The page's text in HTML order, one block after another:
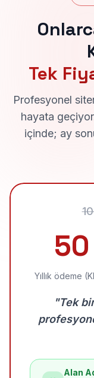
Tek
Profesyonel
hayata
içinde; ay
50
Yıllık ödeme
"Tek
Alan